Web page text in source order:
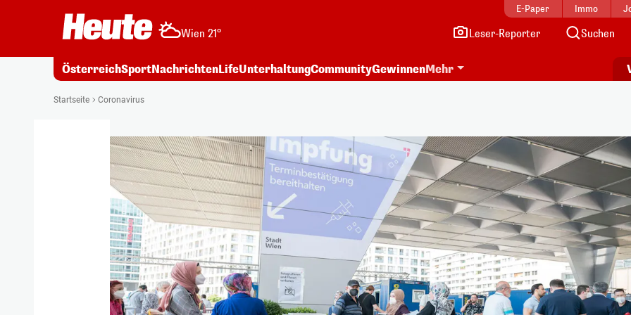
E-Paper Immo
Wien 21° Leser-Reporter Suchen
ÖsterreichSportNachrichtenLifeUnterhaltungCommunityGewinnenMehr
Startseite Coronavirus